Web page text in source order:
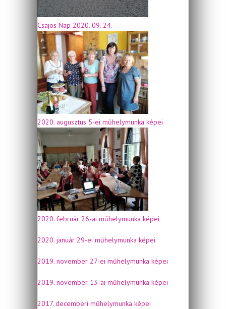
Csajos Nap 2020. 09. 24.
2020. augusztus 5-ei műhelymunka képei
2020. február 26-ai műhelymunka képei
2020. január 29-ei műhelymunka képei
2019. november 27-ei műhelymunka képei
2019. november 13-ai műhelymunka képei
2017. decemberi műhelymunka képei